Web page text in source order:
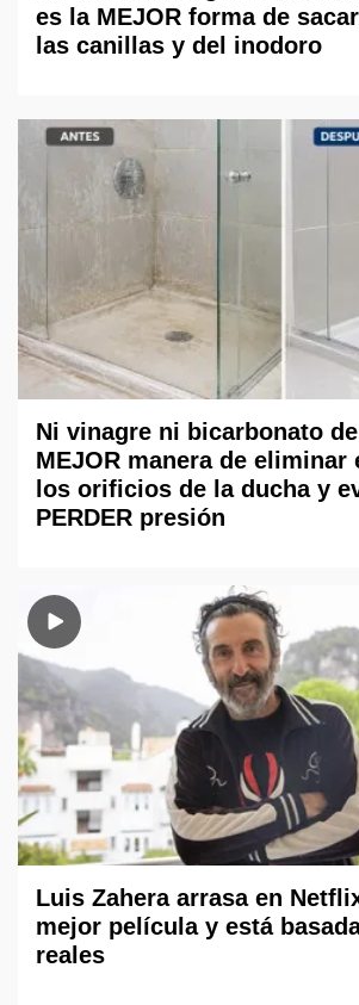
es la MEJOR forma de
las canillas y del inodoro
Ni vinagre ni bicarbonato
MEJOR manera de eliminar
los orificios de la ducha y
PERDER presión
Luis Zahera arrasa en
mejor película y está
reales